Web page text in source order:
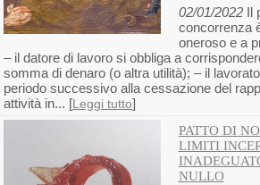
02/01/2022Il
concorrenza
oneroso e a
– il datore di lavoro si obbliga a
somma di denaro (o altra utilità); – il
periodo successivo alla cessazione del
attività in... [Leggi tutto]
PATTO DI
LIMITI
NULLO